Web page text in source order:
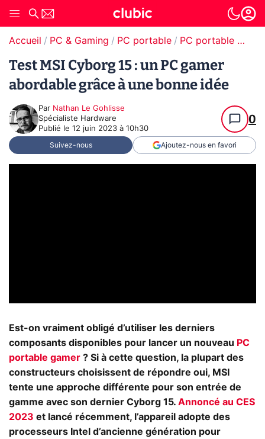
Accueil PC & Gaming PC portable PC portable gamer
Test MSI Cyborg 15 : un PC gamer
abordable grâce à une bonne idée
Par Nathan Le Gohlisse
Spécialiste Hardware
Publié le 12 juin 2023 à 10h30
0
Suivez-nous Ajoutez-nous en favori
Est-on vraiment obligé d’utiliser les derniers
composants disponibles pour lancer un nouveau PC
portable gamer ? Si à cette question, la plupart des
constructeurs choisissent de répondre oui, MSI
tente une approche différente pour son entrée de
gamme avec son dernier Cyborg 15. Annoncé au CES
2023 et lancé récemment, l’appareil adopte des
processeurs Intel d’ancienne génération pour